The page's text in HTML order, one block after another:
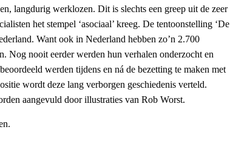
langdurig werklozen. Dit is slechts een greep uit de zeer
het stempel ‘asociaal’ kreeg. De tentoonstelling ‘De
Want ook in Nederland hebben zo’n 2.700
Nog nooit eerder werden hun verhalen onderzocht en
werden tijdens en ná de bezetting te maken met
wordt deze lang verborgen geschiedenis verteld.
aangevuld door illustraties van Rob Worst.